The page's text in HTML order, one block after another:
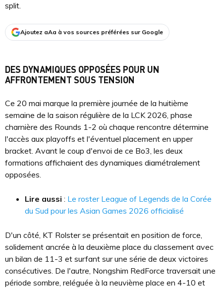
split.
Ajoutez aAa à vos sources préférées sur Google
DES DYNAMIQUES OPPOSÉES POUR UN
AFFRONTEMENT SOUS TENSION
Ce 20 mai marque la première journée de la huitième
semaine de la saison régulière de la LCK 2026, phase
charnière des Rounds 1-2 où chaque rencontre détermine
l'accès aux playoffs et l'éventuel placement en upper
bracket. Avant le coup d'envoi de ce Bo3, les deux
formations affichaient des dynamiques diamétralement
opposées.
Lire aussi : Le roster League of Legends de la Corée
du Sud pour les Asian Games 2026 officialisé
D'un côté, KT Rolster se présentait en position de force,
solidement ancrée à la deuxième place du classement avec
un bilan de 11-3 et surfant sur une série de deux victoires
consécutives. De l'autre, Nongshim RedForce traversait une
période sombre, reléguée à la neuvième place en 4-10 et